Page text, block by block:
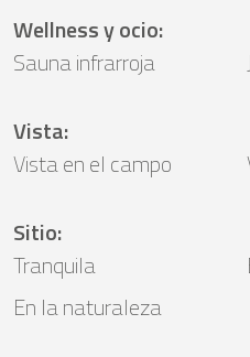
Wellness y ocio:
Sauna infrarroja
Vista:
Vista en el campo
Sitio:
Tranquila
En la naturaleza